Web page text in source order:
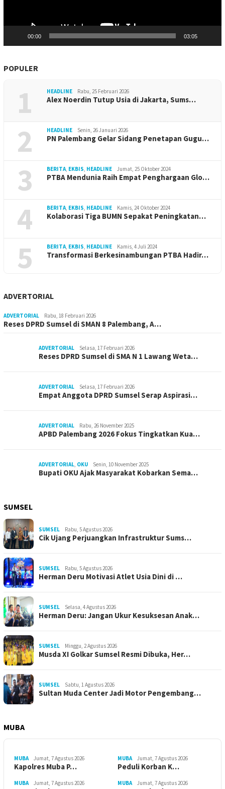
00:00 03:05
POPULER
1 HEADLINE Rabu, 25 Februari 2026
Alex Noerdin Tutup Usia di Jakarta, Sums…
2 HEADLINE Senin, 26 Januari 2026
PN Palembang Gelar Sidang Penetapan Gugu…
3 BERITA, EKBIS, HEADLINE Jumat, 25 Oktober 2024
PTBA Mendunia Raih Empat Penghargaan Glo…
4 BERITA, EKBIS, HEADLINE Kamis, 24 Oktober 2024
Kolaborasi Tiga BUMN Sepakat Peningkatan…
5 BERITA, EKBIS, HEADLINE Kamis, 4 Juli 2024
Transformasi Berkesinambungan PTBA Hadir…
ADVERTORIAL
ADVERTORIAL Rabu, 18 Februari 2026
Reses DPRD Sumsel di SMAN 8 Palembang, A…
ADVERTORIAL Selasa, 17 Februari 2026
Reses DPRD Sumsel di SMA N 1 Lawang Weta…
ADVERTORIAL Selasa, 17 Februari 2026
Empat Anggota DPRD Sumsel Serap Aspirasi…
ADVERTORIAL Rabu, 26 November 2025
APBD Palembang 2026 Fokus Tingkatkan Kua…
ADVERTORIAL, OKU Senin, 10 November 2025
Bupati OKU Ajak Masyarakat Kobarkan Sema…
SUMSEL
SUMSEL Rabu, 5 Agustus 2026
Cik Ujang Perjuangkan Infrastruktur Sums…
SUMSEL Rabu, 5 Agustus 2026
Herman Deru Motivasi Atlet Usia Dini di …
SUMSEL Selasa, 4 Agustus 2026
Herman Deru: Jangan Ukur Kesuksesan Anak…
SUMSEL Minggu, 2 Agustus 2026
Musda XI Golkar Sumsel Resmi Dibuka, Her…
SUMSEL Sabtu, 1 Agustus 2026
Sultan Muda Center Jadi Motor Pengembang…
MUBA
MUBA Jumat, 7 Agustus 2026
Kapolres Muba P…
MUBA Jumat, 7 Agustus 2026
Peduli Korban K…
MUBA Jumat, 7 Agustus 2026 MUBA Jumat, 7 Agustus 2026